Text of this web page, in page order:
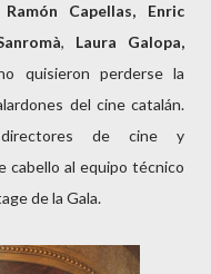
Ramón Capellas, Enric
, Laura Galopa,
quisieron perderse la
del cine catalán.
directores de cine y
cabello al equipo técnico
de la Gala.